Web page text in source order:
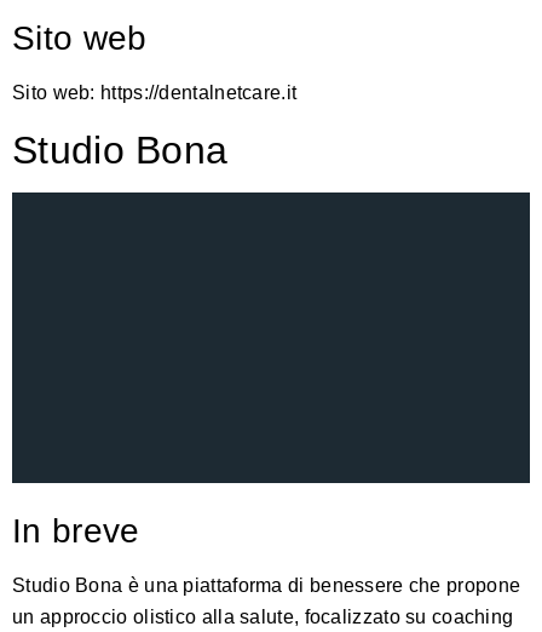
Sito web
Sito web: https://dentalnetcare.it
Studio Bona
In breve
Studio Bona è una piattaforma di benessere che propone
un approccio olistico alla salute, focalizzato su coaching